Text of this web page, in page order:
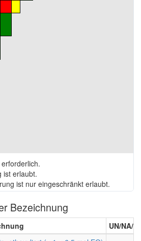
ist erlaubt.
ist nur eingeschränkt erlaubt.
Bezeichnung
UN/NA/